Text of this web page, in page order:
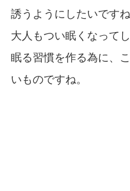
誘うようにしたいですね
大人もつい眠くなって
眠る習慣を作る為に、
いものですね。